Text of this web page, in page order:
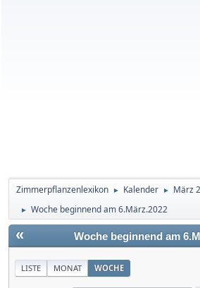
Zimmerpflanzenlexikon ► Kalender ► März
► Woche beginnend am 6.März.2022
« Woche beginnend am
LISTE MONAT WOCHE